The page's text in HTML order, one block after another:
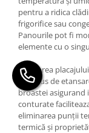
pentru a ridica
frigorifice sau
Panourile pot fi
elemente cu o
Profilarea
Compus de
broastei
conturate
eliminarea punții
termică și